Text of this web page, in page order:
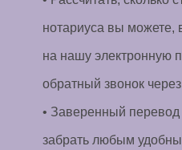
нотариуса вы можете,
на нашу электронную
обратный звонок
• Заверенный
забрать любым